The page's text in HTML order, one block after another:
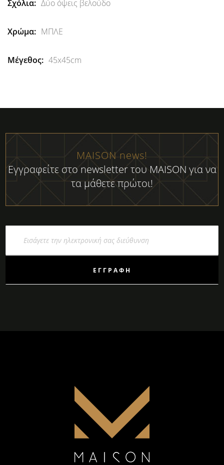
Δύο όψεις βελούδο
ΜΠΛΕ
45x45cm
MAISON news!
Εγγραφείτε στο newsletter του MAISON για να
τα μάθετε πρώτοι!
ΕΓΓΡΑΦΉ